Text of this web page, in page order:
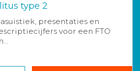
type 2
presentaties en
voor een FTO